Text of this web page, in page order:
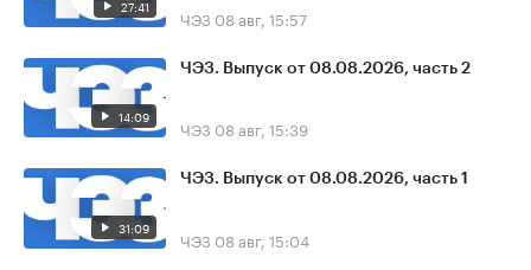
27:41 ЧЭЗ 08 авг, 15:57
14:09
ЧЭЗ. Выпуск от 08.08.2026, часть 2
ЧЭЗ 08 авг, 15:39
31:09
ЧЭЗ. Выпуск от 08.08.2026, часть 1
ЧЭЗ 08 авг, 15:04